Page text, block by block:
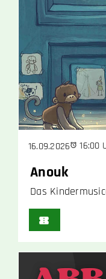
16.09.2026 16:00
Anouk
Das